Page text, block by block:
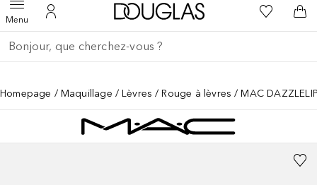
MenuOuvrir le menuVers Mon Compte
Vers l'accueil Douglas
Vers Ma
Retourner
Exécuter la recherche
Homepage Maquillage Lèvres Rouge à lèvres MAC